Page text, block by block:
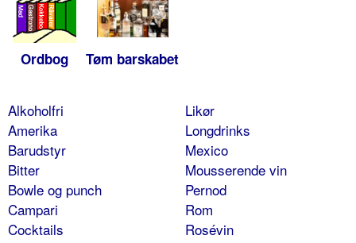
Ordbog Tøm barskabet
Alkoholfri
Amerika
Barudstyr
Bitter
Bowle og punch
Campari
Cocktails
Likør
Longdrinks
Mexico
Mousserende vin
Pernod
Rom
Rosévin